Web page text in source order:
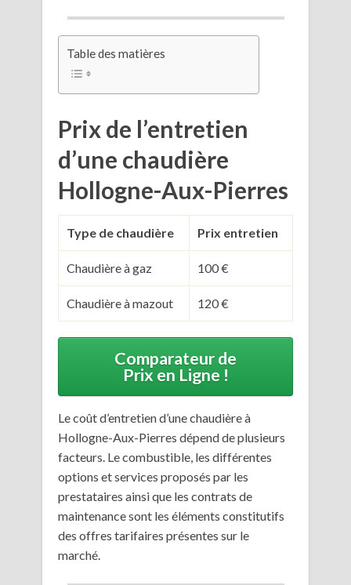
Table des matières
Prix de l’entretien
d’une chaudière
Hollogne-Aux-Pierres
Type de chaudière Prix entretien
Chaudière à gaz 100 €
Chaudière à mazout 120 €
Comparateur de
Prix en Ligne !
Le coût d’entretien d’une chaudière à
Hollogne-Aux-Pierres dépend de plusieurs
facteurs. Le combustible, les différentes
options et services proposés par les
prestataires ainsi que les contrats de
maintenance sont les éléments constitutifs
des offres tarifaires présentes sur le
marché.